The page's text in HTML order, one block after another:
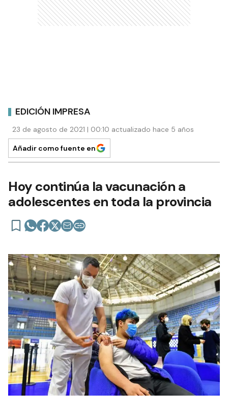
EDICIÓN IMPRESA
23 de agosto de 2021 | 00:10 actualizado hace 5 años
Añadir como fuente en
Hoy continúa la vacunación a
adolescentes en toda la provincia